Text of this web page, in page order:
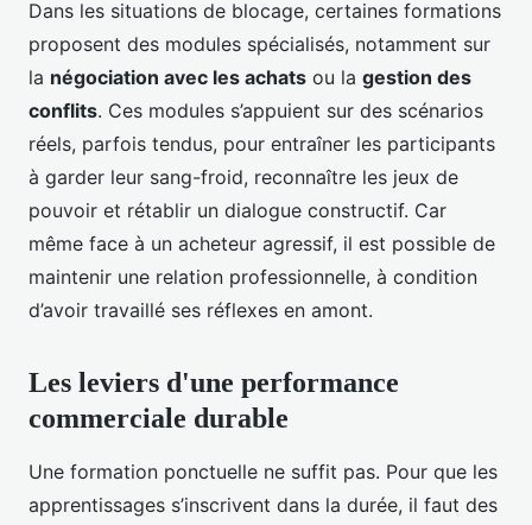
Dans les situations de blocage, certaines formations
proposent des modules spécialisés, notamment sur
la négociation avec les achats ou la gestion des
conflits. Ces modules s’appuient sur des scénarios
réels, parfois tendus, pour entraîner les participants
à garder leur sang-froid, reconnaître les jeux de
pouvoir et rétablir un dialogue constructif. Car
même face à un acheteur agressif, il est possible de
maintenir une relation professionnelle, à condition
d’avoir travaillé ses réflexes en amont.
Les leviers d'une performance
commerciale durable
Une formation ponctuelle ne suffit pas. Pour que les
apprentissages s’inscrivent dans la durée, il faut des